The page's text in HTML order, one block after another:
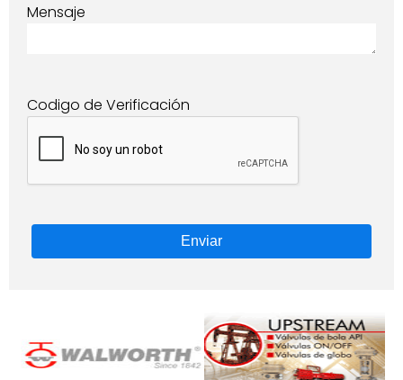
Mensaje
Codigo de Verificación
Enviar